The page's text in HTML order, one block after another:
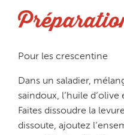
Pour les crescentine
Dans un saladier,
saindoux, l’huile
Faites dissoudre la
dissoute, ajoutez